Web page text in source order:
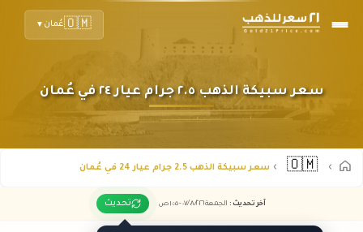
🇴🇲عُمان ▼
سعر سبيكة الذهب ٢.٥ جرام عيار ٢٤ في عُمان
🇴🇲 سعر سبيكة الذهب 2.5 جرام عيار 24 في عُمان
آخر تحديث : الجمعة ٠٧ /٠٨/٢٠٢٦ - ١٠:٠٥ ص تحديث